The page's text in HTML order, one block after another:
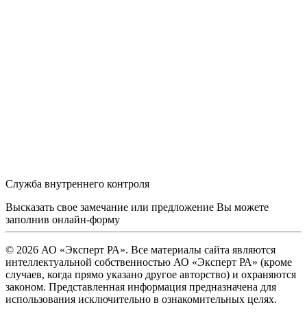
Служба внутреннего контроля
Высказать свое замечание или предложение Вы можете
заполнив онлайн-форму
© 2026 АО «Эксперт РА». Все материалы сайта являются
интеллектуальной собственностью АО «Эксперт РА» (кроме
случаев, когда прямо указано другое авторство) и охраняются
законом. Представленная информация предназначена для
использования исключительно в ознакомительных целях.